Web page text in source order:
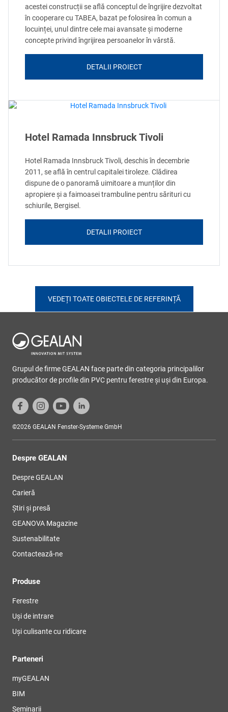
acestei construcții se află conceptul de îngrijire dezvoltat
în cooperare cu TABEA, bazat pe folosirea în comun a
locuinței, unul dintre cele mai avansate și moderne
concepte privind îngrijirea persoanelor în vârstă.
DETALII PROIECT
Hotel Ramada Innsbruck Tivoli
Hotel Ramada Innsbruck Tivoli, deschis în decembrie
2011, se află în centrul capitalei tiroleze. Clădirea
dispune de o panoramă uimitoare a munților din
apropiere și a faimoasei trambuline pentru sărituri cu
schiurile, Bergisel.
DETALII PROIECT
VEDEȚI TOATE OBIECTELE DE REFERINȚĂ
Grupul de firme GEALAN face parte din categoria principalilor
producător de profile din PVC pentru ferestre şi uşi din Europa.
©2026 GEALAN Fenster-Systeme GmbH
Despre GEALAN
Despre GEALAN
Carieră
Știri și presă
GEANOVA Magazine
Sustenabilitate
Contactează-ne
Produse
Ferestre
Uși de intrare
Uși culisante cu ridicare
Parteneri
myGEALAN
BIM
Seminarii